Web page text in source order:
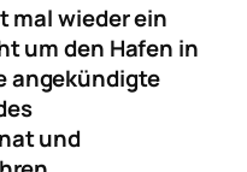
mal wieder ein
um den Hafen in
angekündigte
und